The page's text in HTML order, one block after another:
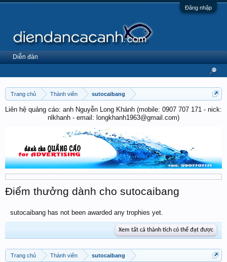
Đăng nhập
Trang chủ Thành viên sutocaibang
Liên hệ quảng cáo: anh Nguyễn Long Khánh (mobile: 0907 707 171 - nick:
nlkhanh - email: longkhanh1963@gmail.com)
Điểm thưởng dành cho sutocaibang
sutocaibang has not been awarded any trophies yet.
Xem tất cả thành tích có thể đạt được
Trang chủ Thành viên sutocaibang
Diễn đàn